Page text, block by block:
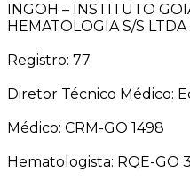
INGOH – INSTITUTO
HEMATOLOGIA S/S LTDA
Registro: 77
Diretor Técnico Médico:
Médico: CRM-GO 1498
Hematologista: RQE-GO 3